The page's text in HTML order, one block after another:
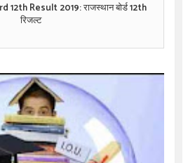
12th Result 2019: राजस्थान बोर्ड 12th
रिजल्ट